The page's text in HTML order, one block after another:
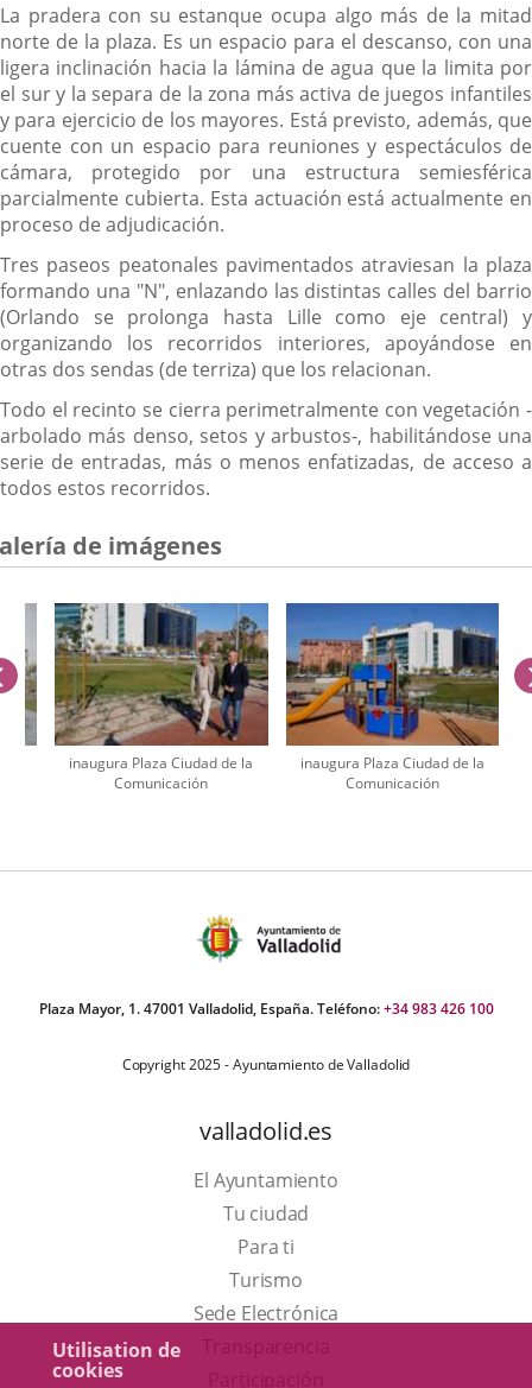
Utilisation de
cookies
La pradera con su estanque ocupa algo más de la mitad
norte de la plaza. Es un espacio para el descanso, con una
ligera inclinación hacia la lámina de agua que la limita por
el sur y la separa de la zona más activa de juegos infantiles
y para ejercicio de los mayores. Está previsto, además, que
cuente con un espacio para reuniones y espectáculos de
cámara, protegido por una estructura semiesférica
parcialmente cubierta. Esta actuación está actualmente en
proceso de adjudicación.
Tres paseos peatonales pavimentados atraviesan la plaza
formando una "N", enlazando las distintas calles del barrio
(Orlando se prolonga hasta Lille como eje central) y
organizando los recorridos interiores, apoyándose en
otras dos sendas (de terriza) que los relacionan.
Todo el recinto se cierra perimetralmente con vegetación -
arbolado más denso, setos y arbustos-, habilitándose una
serie de entradas, más o menos enfatizadas, de acceso a
todos estos recorridos.
de imágenes
inaugura Plaza Ciudad de la
Comunicación
inaugura Plaza Ciudad de la
Comunicación
anterior
Plaza Mayor, 1. 47001 Valladolid, España. Teléfono:+34 983 426 100
Copyright 2025 - Ayuntamiento de Valladolid
valladolid.es
El Ayuntamiento
Tu ciudad
Para ti
TurismoEste
enlace
Sede Electrónica